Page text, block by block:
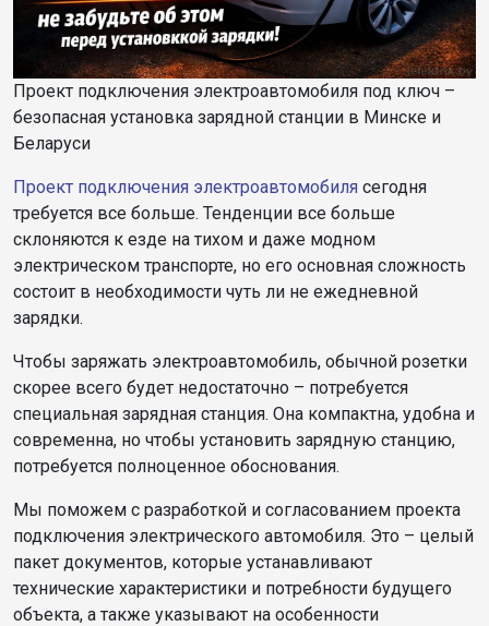
Проект подключения электроавтомобиля под ключ –
безопасная установка зарядной станции в Минске и
Беларуси
Проект подключения электроавтомобиля сегодня
требуется все больше. Тенденции все больше
склоняются к езде на тихом и даже модном
электрическом транспорте, но его основная сложность
состоит в необходимости чуть ли не ежедневной
зарядки.
Чтобы заряжать электроавтомобиль, обычной розетки
скорее всего будет недостаточно – потребуется
специальная зарядная станция. Она компактна, удобна и
современна, но чтобы установить зарядную станцию,
потребуется полноценное обоснования.
Мы поможем с разработкой и согласованием проекта
подключения электрического автомобиля. Это – целый
пакет документов, которые устанавливают
технические характеристики и потребности будущего
объекта, а также указывают на особенности